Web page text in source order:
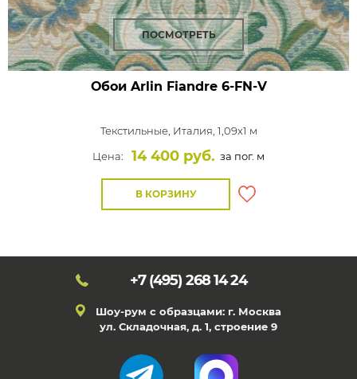
ПОСМОТРЕТЬ
Обои Arlin Fiandre6-FN-V
Текстильные, Италия, 1,09x1 м
Цена:
14 400 руб. за пог. м
В КОРЗИНУ
+7 (495) 268 14 24
Шоу-рум с образцами: г. Москва
ул. Складочная, д. 1, строение 9